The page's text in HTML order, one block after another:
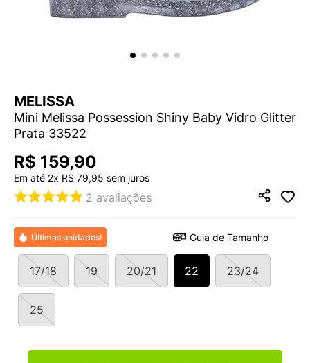
MELISSA
Mini Melissa Possession Shiny Baby Vidro Glitter
Prata 33522
R$ 159,90
Em até 2x R$ 79,95 sem juros
2 avaliações
Últimas unidades! Guia de Tamanho
17/18 19 20/21 22 23/24
25